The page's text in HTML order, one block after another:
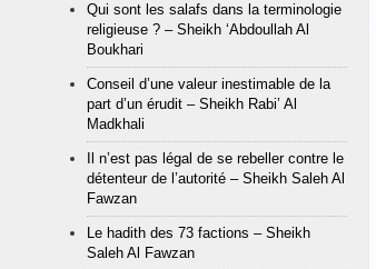
Qui sont les salafs dans la terminologie
religieuse ? – Sheikh ‘Abdoullah Al
Boukhari
Conseil d’une valeur inestimable de la
part d’un érudit – Sheikh Rabi’ Al
Madkhali
Il n’est pas légal de se rebeller contre le
détenteur de l’autorité – Sheikh Saleh Al
Fawzan
Le hadith des 73 factions – Sheikh
Saleh Al Fawzan